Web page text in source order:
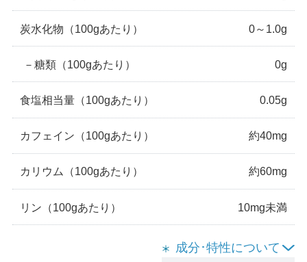
炭水化物 （100gあたり） 0～1.0g
－糖類 （100gあたり） 0g
食塩相当量 （100gあたり） 0.05g
カフェイン （100gあたり） 約40mg
カリウム （100gあたり） 約60mg
リン （100gあたり） 10mg未満
成分･特性について